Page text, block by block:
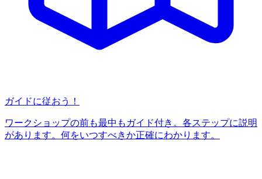
ガイドに従おう！
ワークショップの前も最中もガイド付き。各ステップに説明
があります。何をいつすべきか正確にわかります。